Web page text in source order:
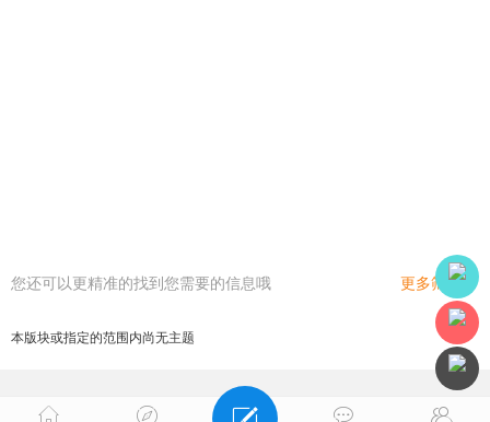
您还可以更精准的找到您需要的信息哦 更多筛选
本版块或指定的范围内尚无主题